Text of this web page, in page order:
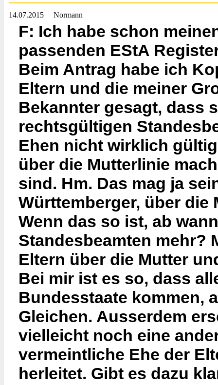
14.07.2015 Normann
F: Ich habe schon
passenden EStA
Beim Antrag habe ich
Eltern und die meiner
Bekannter gesagt, dass
rechtsgültigen
Ehen nicht wirklich
über die Mutterlinie
sind. Hm. Das mag ja
Württemberger, über die
Wenn das so ist, ab
Standesbeamten mehr?
Eltern über die Mutter
Bei mir ist es so, dass
Bundesstaate kommen,
Gleichen. Ausserdem
vielleicht noch eine
vermeintliche Ehe der
herleitet. Gibt es dazu